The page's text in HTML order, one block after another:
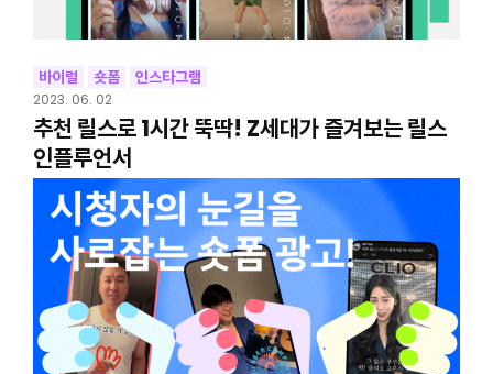
바이럴 숏폼 인스타그램
2023. 06. 02
추천 릴스로 1시간 뚝딱! Z세대가 즐겨보는 릴스
인플루언서